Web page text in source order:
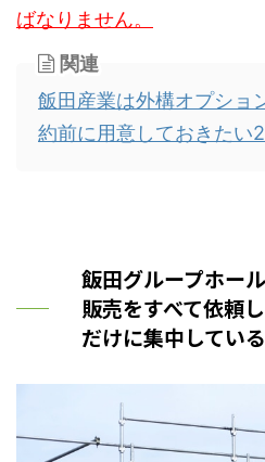
ばなりません。
関連
飯田産業は外構オプショ
約前に用意しておきたい
飯田グループホー
販売をすべて依頼
だけに集中している